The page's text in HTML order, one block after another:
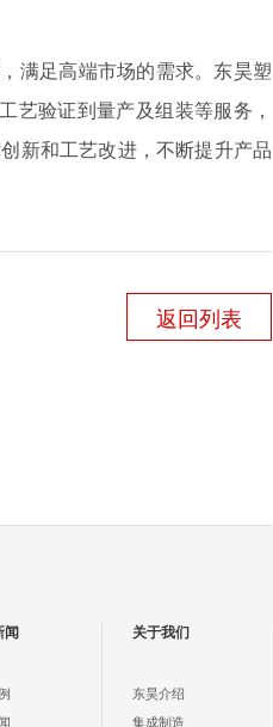
足高端市场的需求。
东昊塑
艺验证到量产及组装等服务，
新和工艺改进，不断提升产品
返回列表
闻 关于我们
东昊介绍
集成制造